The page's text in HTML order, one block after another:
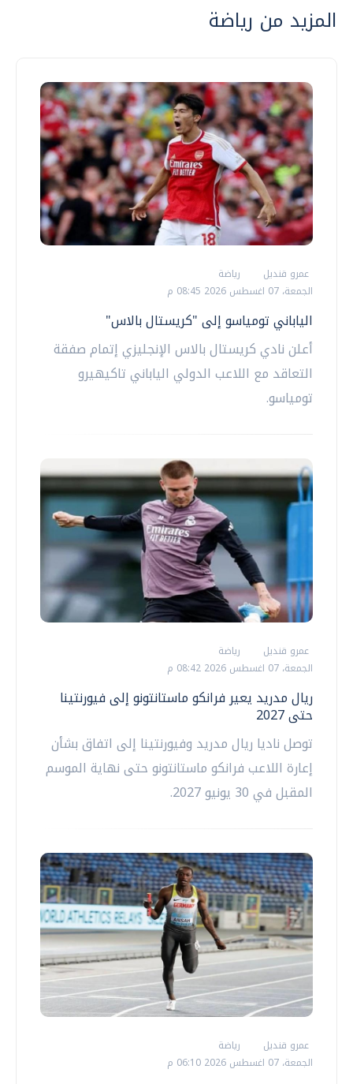
المزيد من رياضة
عمرو قنديل
رياضة
الجمعة، 07 اغسطس 2026 08:45 م
الياباني تومياسو إلى "كريستال بالاس"
أعلن نادي كريستال بالاس الإنجليزي إتمام صفقة
التعاقد مع اللاعب الدولي الياباني تاكيهيرو
تومياسو.
عمرو قنديل
رياضة
الجمعة، 07 اغسطس 2026 08:42 م
ريال مدريد يعير فرانكو ماستانتونو إلى فيورنتينا
حتى 2027
توصل ناديا ريال مدريد وفيورنتينا إلى اتفاق بشأن
إعارة اللاعب فرانكو ماستانتونو حتى نهاية الموسم
المقبل في 30 يونيو 2027.
عمرو قنديل
رياضة
الجمعة، 07 اغسطس 2026 06:10 م